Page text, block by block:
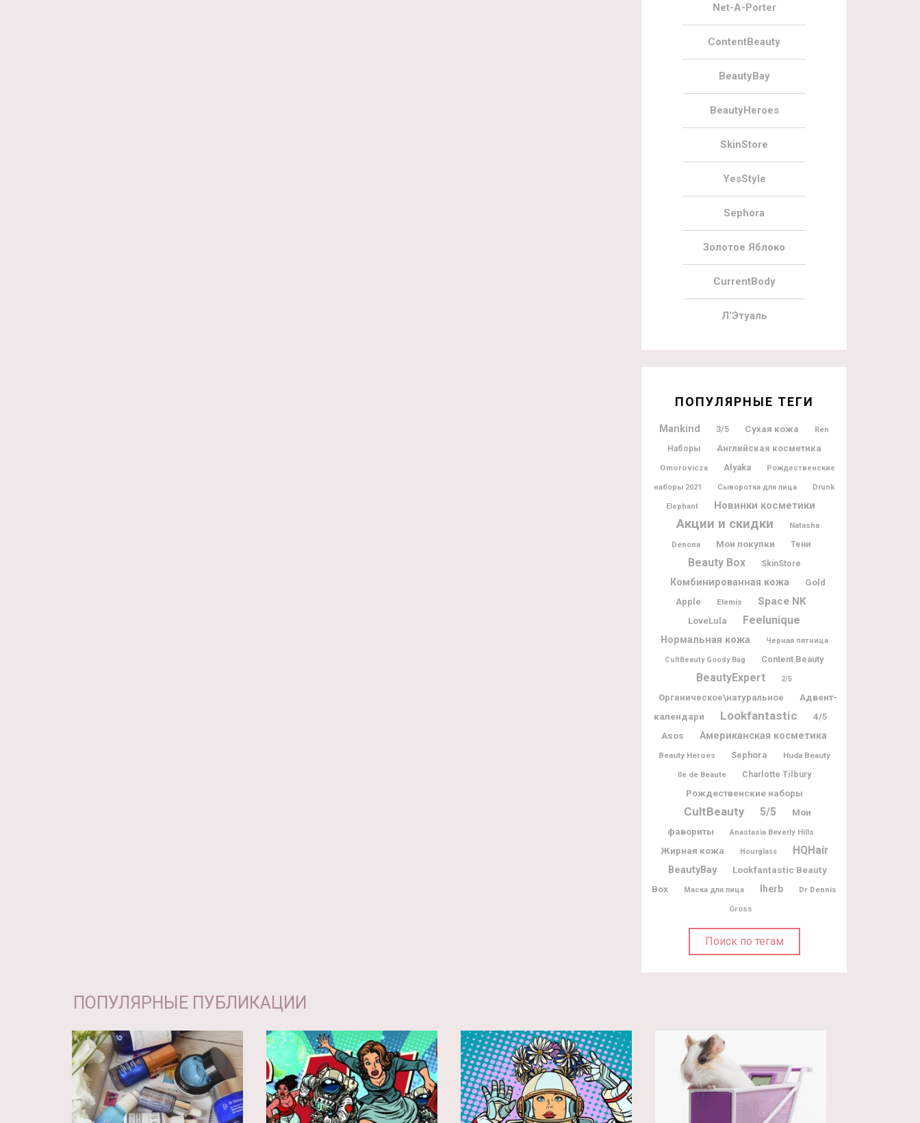
Net-A-Porter
ContentBeauty
BeautyBay
BeautyHeroes
SkinStore
YesStyle
Sephora
Золотое Яблоко
CurrentBody
Л’Этуаль
ПОПУЛЯРНЫЕ ТЕГИ
Mankind 3/5 Сухая кожа Ren
Наборы Английская косметика
Omorovicza Alyaka Рождественские
наборы 2021 Сыворотка для лица Drunk
Elephant Новинки косметики
Акции и скидки
Natasha
Denona
Мои покупки Тени
Beauty Box SkinStore
Комбинированная кожа
Gold
Apple
Elemis Space NK
LoveLula Feelunique
Нормальная кожа Черная пятница
CultBeauty Goody Bag Content Beauty
BeautyExpert 2/5
Органическое\натуральное
Адвент-
календари
Lookfantastic
4/5
Asos
Американская косметика
Beauty Heroes Sephora
Huda Beauty
Ile de Beaute
Charlotte Tilbury
Рождественские наборы
CultBeauty 5/5
Мои
фавориты
Anastasia Beverly Hills
Жирная кожа Hourglass
HQHair
BeautyBay
Lookfantastic Beauty
Box
Маска для лица Iherb
Dr Dennis
Gross
Поиск по тегам
ПОПУЛЯРНЫЕ ПУБЛИКАЦИИ